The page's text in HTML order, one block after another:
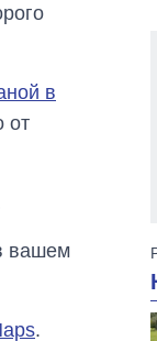
в
от
вашем
.
в